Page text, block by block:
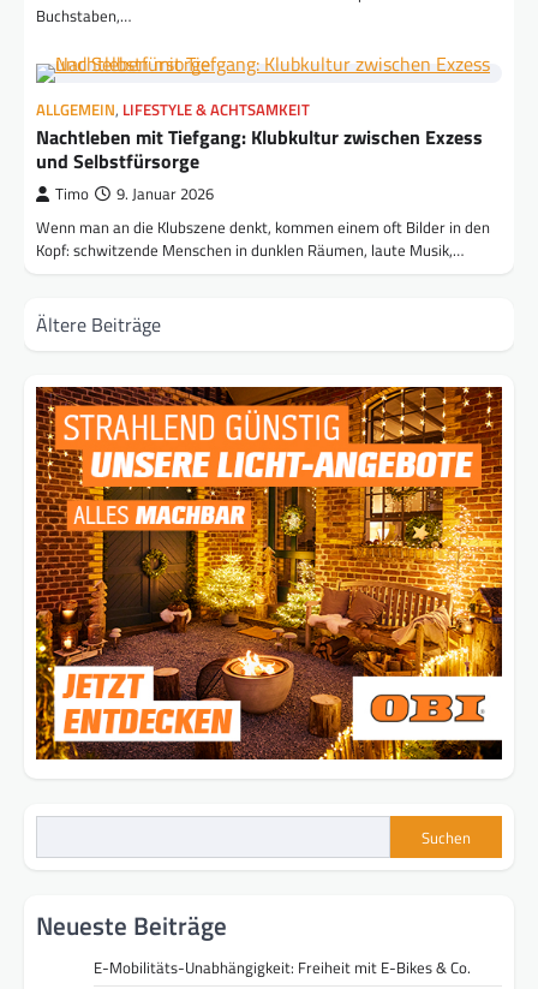
Buchstaben,…
ALLGEMEIN, LIFESTYLE & ACHTSAMKEIT
Nachtleben mit Tiefgang: Klubkultur zwischen Exzess
und Selbstfürsorge
Timo 9. Januar 2026
Wenn man an die Klubszene denkt, kommen einem oft Bilder in den
Kopf: schwitzende Menschen in dunklen Räumen, laute Musik,…
Beitragsnavigation
Ältere Beiträge
Suchen
Neueste Beiträge
E-Mobilitäts-Unabhängigkeit: Freiheit mit E-Bikes & Co.